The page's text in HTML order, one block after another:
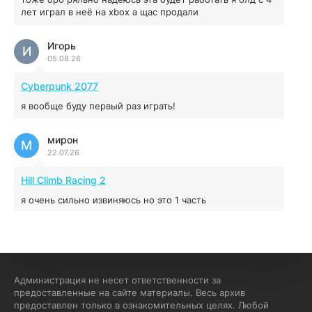
04.12.2025
Red Chaos - The Strict Order
04.12.2025
16.95 ГБ
04.12.2025
лет играл в неё на xbox а щас продали
Игорь
05.08.26
И
Cyberpunk 2077
я вообще буду первый раз играть!
мирон
22.07.26
М
Hill Climb Racing 2
я очень сильно извиняюсь но это 1 часть
если эта для пс а не для пк какого лешего вы пишите
на пк !!!!! Сука ебланойды космические вы напишите
Администрация не несет ответственности за
предоставленные на сайте материалы. Весь архив
предоставлен только в ознакомительных целях. Любой